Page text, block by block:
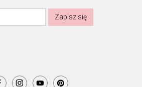
Zapisz się